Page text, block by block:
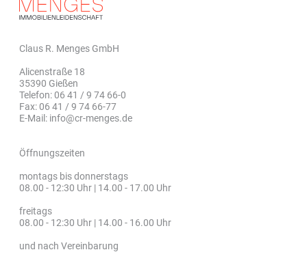
Claus R. Menges GmbH
Alicenstraße 18
35390 Gießen
Telefon: 06 41 / 9 74 66-0
Fax: 06 41 / 9 74 66-77
E-Mail: info@cr-menges.de
Öffnungszeiten
montags bis donnerstags
08.00 - 12:30 Uhr | 14.00 - 17.00 Uhr
freitags
08.00 - 12:30 Uhr | 14.00 - 16.00 Uhr
und nach Vereinbarung